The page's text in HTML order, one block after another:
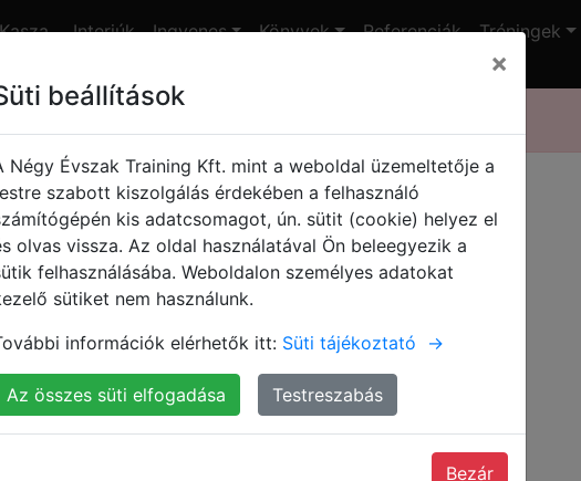
beállítások
×
Négy Évszak Training Kft. mint a weboldal üzemeltetője a
szabott kiszolgálás érdekében a felhasználó
kis adatcsomagot, ún. sütit (cookie) helyez el
olvas vissza. Az oldal használatával Ön beleegyezik a
felhasználásába. Weboldalon személyes adatokat
sütiket nem használunk.
információk elérhetők itt: Süti tájékoztató →
Az összes süti elfogadása Testreszabás
Bezár
Interjúk Ingyenes Könyvek Referenciák Tréningek
jegyek!
Kasza Tamás siker